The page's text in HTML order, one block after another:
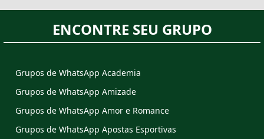
ENCONTRE SEU GRUPO
Grupos de WhatsApp Academia
Grupos de WhatsApp Amizade
Grupos de WhatsApp Amor e Romance
Grupos de WhatsApp Apostas Esportivas